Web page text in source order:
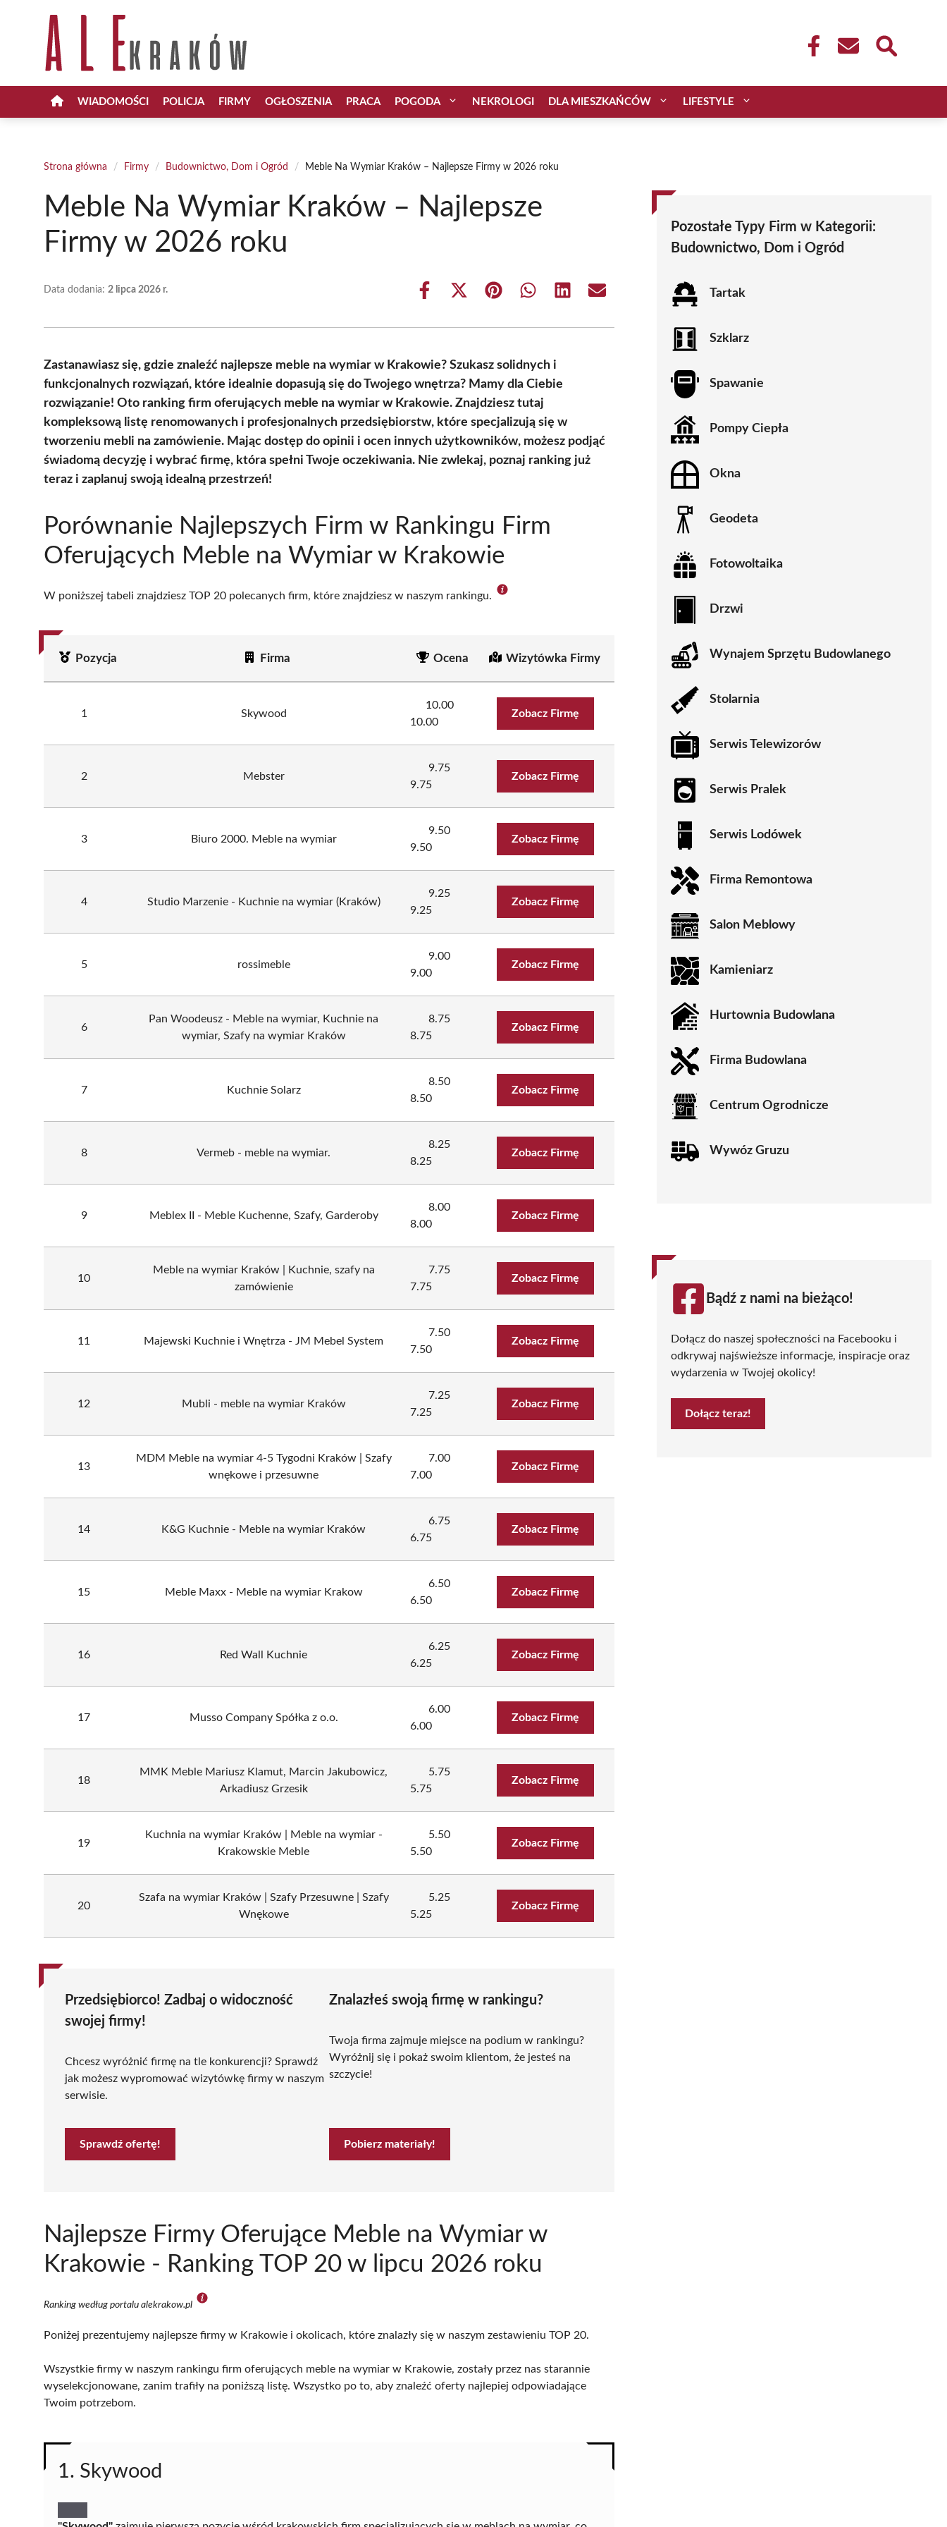
WIADOMOŚCI POLICJA FIRMY OGŁOSZENIA PRACA POGODA NEKROLOGI DLA MIESZKAŃCÓW LIFESTYLE
Strona główna / Firmy / Budownictwo, Dom i Ogród / Meble Na Wymiar Kraków – Najlepsze Firmy w 2026 roku
Meble Na Wymiar Kraków – Najlepsze
Firmy w 2026 roku
Data dodania: 2 lipca 2026 r.
Share
Share
(Twitter)
Share Share Share Share
Zastanawiasz się, gdzie znaleźć najlepsze meble na wymiar w Krakowie? Szukasz solidnych i
funkcjonalnych rozwiązań, które idealnie dopasują się do Twojego wnętrza? Mamy dla Ciebie
rozwiązanie! Oto ranking firm oferujących meble na wymiar w Krakowie. Znajdziesz tutaj
kompleksową listę renomowanych i profesjonalnych przedsiębiorstw, które specjalizują się w
tworzeniu mebli na zamówienie. Mając dostęp do opinii i ocen innych użytkowników, możesz podjąć
świadomą decyzję i wybrać firmę, która spełni Twoje oczekiwania. Nie zwlekaj, poznaj ranking już
teraz i zaplanuj swoją idealną przestrzeń!
Porównanie Najlepszych Firm w Rankingu Firm
Oferujących Meble na Wymiar w Krakowie
W poniższej tabeli znajdziesz TOP 20 polecanych firm, które znajdziesz w naszym rankingu.
Pozycja Firma Ocena Wizytówka Firmy
1 Skywood
10.00
10.00
Zobacz Firmę
2 Mebster
9.75
9.75
Zobacz Firmę
3 Biuro 2000. Meble na wymiar
9.50
9.50
Zobacz Firmę
4 Studio Marzenie - Kuchnie na wymiar (Kraków)
9.25
9.25
Zobacz Firmę
5 rossimeble
9.00
9.00
Zobacz Firmę
6
Pan Woodeusz - Meble na wymiar, Kuchnie na
wymiar, Szafy na wymiar Kraków
8.75
8.75
Zobacz Firmę
7 Kuchnie Solarz
8.50
8.50
Zobacz Firmę
8 Vermeb - meble na wymiar.
8.25
8.25
Zobacz Firmę
9 Meblex II - Meble Kuchenne, Szafy, Garderoby
8.00
8.00
Zobacz Firmę
10
Meble na wymiar Kraków | Kuchnie, szafy na
zamówienie
7.75
7.75
Zobacz Firmę
11 Majewski Kuchnie i Wnętrza - JM Mebel System
7.50
7.50
Zobacz Firmę
12 Mubli - meble na wymiar Kraków
7.25
7.25
Zobacz Firmę
13
MDM Meble na wymiar 4-5 Tygodni Kraków | Szafy
wnękowe i przesuwne
7.00
7.00
Zobacz Firmę
14 K&G Kuchnie - Meble na wymiar Kraków
6.75
6.75
Zobacz Firmę
15 Meble Maxx - Meble na wymiar Krakow
6.50
6.50
Zobacz Firmę
16 Red Wall Kuchnie
6.25
6.25
Zobacz Firmę
17 Musso Company Spółka z o.o.
6.00
6.00
Zobacz Firmę
18
MMK Meble Mariusz Klamut, Marcin Jakubowicz,
Arkadiusz Grzesik
5.75
5.75
Zobacz Firmę
19
Kuchnia na wymiar Kraków | Meble na wymiar -
Krakowskie Meble
5.50
5.50
Zobacz Firmę
20
Szafa na wymiar Kraków | Szafy Przesuwne | Szafy
Wnękowe
5.25
5.25
Zobacz Firmę
Przedsiębiorco! Zadbaj o widoczność
swojej firmy!
Chcesz wyróżnić firmę na tle konkurencji? Sprawdź
jak możesz wypromować wizytówkę firmy w naszym
serwisie.
Sprawdź ofertę!
Znalazłeś swoją firmę w rankingu?
Twoja firma zajmuje miejsce na podium w rankingu?
Wyróżnij się i pokaż swoim klientom, że jesteś na
szczycie!
Pobierz materiały!
Najlepsze Firmy Oferujące Meble na Wymiar w
Krakowie - Ranking TOP 20 w lipcu 2026 roku
Ranking według portalu alekrakow.pl
Poniżej prezentujemy najlepsze firmy w Krakowie i okolicach, które znalazły się w naszym zestawieniu TOP 20.
Wszystkie firmy w naszym rankingu firm oferujących meble na wymiar w Krakowie, zostały przez nas starannie
wyselekcjonowane, zanim trafiły na poniższą listę. Wszystko po to, aby znaleźć oferty najlepiej odpowiadające
Twoim potrzebom.
1. Skywood
Pozostałe Typy Firm w Kategorii:
Budownictwo, Dom i Ogród
Tartak
Szklarz
Spawanie
Pompy Ciepła
Okna
Geodeta
Fotowoltaika
Drzwi
Wynajem Sprzętu Budowlanego
Stolarnia
Serwis Telewizorów
Serwis Pralek
Serwis Lodówek
Firma Remontowa
Salon Meblowy
Kamieniarz
Hurtownia Budowlana
Firma Budowlana
Centrum Ogrodnicze
Wywóz Gruzu
Bądź z nami na bieżąco!
Dołącz do naszej społeczności na Facebooku i
odkrywaj najświeższe informacje, inspiracje oraz
wydarzenia w Twojej okolicy!
Dołącz teraz!